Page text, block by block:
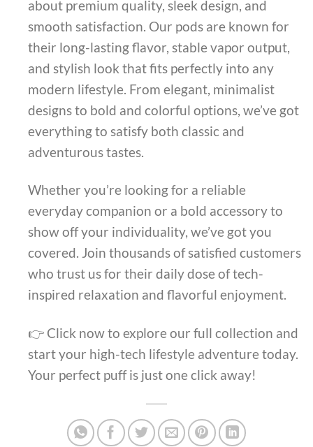
about premium quality, sleek design, and
smooth satisfaction. Our pods are known for
their long-lasting flavor, stable vapor output,
and stylish look that fits perfectly into any
modern lifestyle. From elegant, minimalist
designs to bold and colorful options, we’ve got
everything to satisfy both classic and
adventurous tastes.
Whether you’re looking for a reliable
everyday companion or a bold accessory to
show off your individuality, we’ve got you
covered. Join thousands of satisfied customers
who trust us for their daily dose of tech-
inspired relaxation and flavorful enjoyment.
👉 Click now to explore our full collection and
start your high-tech lifestyle adventure today.
Your perfect puff is just one click away!